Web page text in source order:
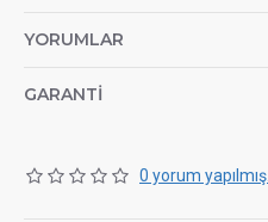
YORUMLAR
GARANTI
0 yorum yapılmış.